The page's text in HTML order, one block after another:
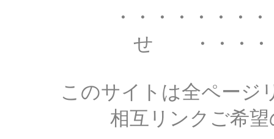
・・・・・・
せ ・・・・
このサイトは全ページ
相互リンクご希